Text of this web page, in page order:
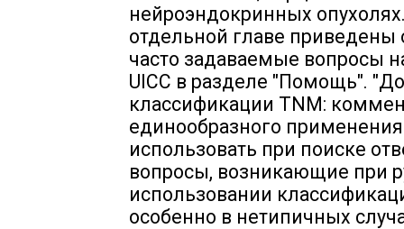
нейроэндокринных
отдельной главе приведены
часто задаваемые вопросы
UICC в разделе "Помощь".
классификации TNM:
единообразного
использовать при поиске
вопросы, возникающие при
использовании
особенно в нетипичных